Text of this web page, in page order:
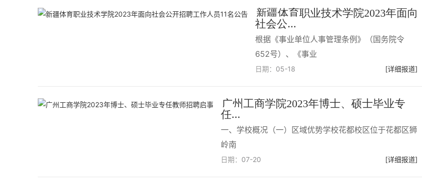
新疆体育职业技术学院2023年面向
社会公...
根据《事业单位人事管理条例》（国务院令
652号）、《事业
[详细报道]
日期： 05-18
广州工商学院2023年博士、硕士毕业专
任...
一、学校概况（一）区域优势学校花都校区位于花都区狮
岭南
[详细报道]
日期： 07-20